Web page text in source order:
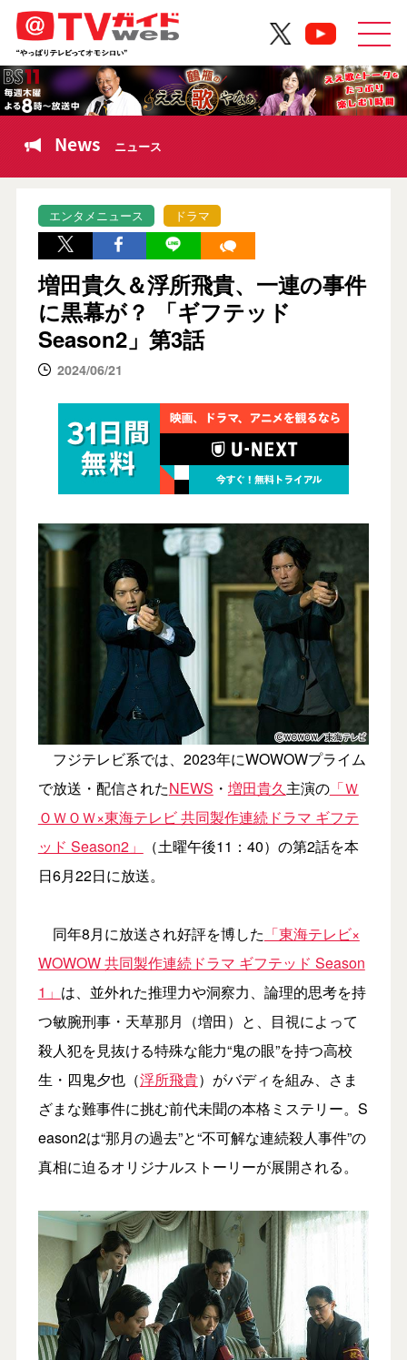
News ニュース
エンタメニュース ドラマ
増田貴久＆浮所飛貴、一連の事件
に黒幕が？ 「ギフテッド
Season2」第3話
2024/06/21
フジテレビ系では、2023年にWOWOWプライム
で放送・配信されたNEWS ・ 増田貴久主演の「Ｗ
ＯＷＯＷ×東海テレビ 共同製作連続ドラマ ギフテ
ッド Season2」
（土曜午後11：40）の第2話を本
日6月22日に放送。
同年8月に放送され好評を博した 「東海テレビ×
WOWOW 共同製作連続ドラマ ギフテッド Season
1」 は、並外れた推理力や洞察力、論理的思考を持
つ敏腕刑事・天草那月（増田）と、目視によって
殺人犯を見抜ける特殊な能力“鬼の眼”を持つ高校
生・四鬼夕也（浮所飛貴）がバディを組み、さま
ざまな難事件に挑む前代未聞の本格ミステリー。S
eason2は“那月の過去”と“不可解な連続殺人事件”の
真相に迫るオリジナルストーリーが展開される。